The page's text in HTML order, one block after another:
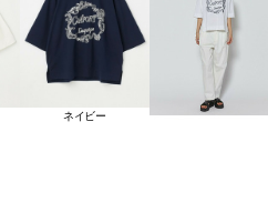
ネイビー